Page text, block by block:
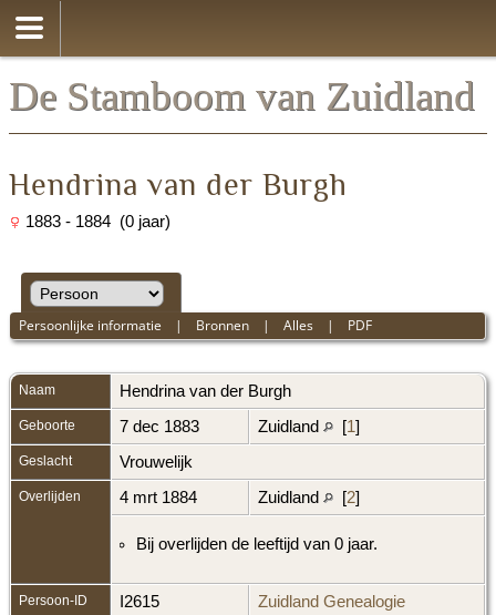
De Stamboom van Zuidland
Hendrina van der Burgh
1883 - 1884 (0 jaar)
Persoonlijke informatie | Bronnen |Alles | PDF
Naam Hendrina van der Burgh
Geboorte 7 dec 1883 Zuidland [1 ]
Geslacht Vrouwelijk
Overlijden 4 mrt 1884 Zuidland [2]
Bij overlijden de leeftijd van 0 jaar.
Persoon-ID I2615 Zuidland Genealogie